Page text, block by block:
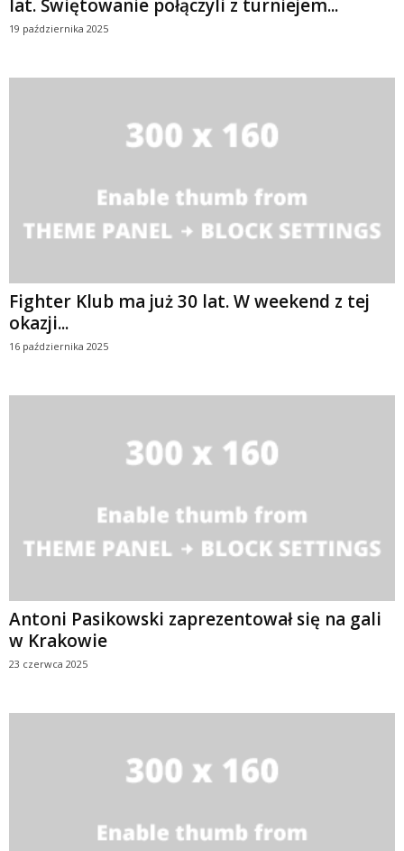
lat. Świętowanie połączyli z turniejem...
19 października 2025
Fighter Klub ma już 30 lat. W weekend z tej
okazji...
16 października 2025
Antoni Pasikowski zaprezentował się na gali
w Krakowie
23 czerwca 2025